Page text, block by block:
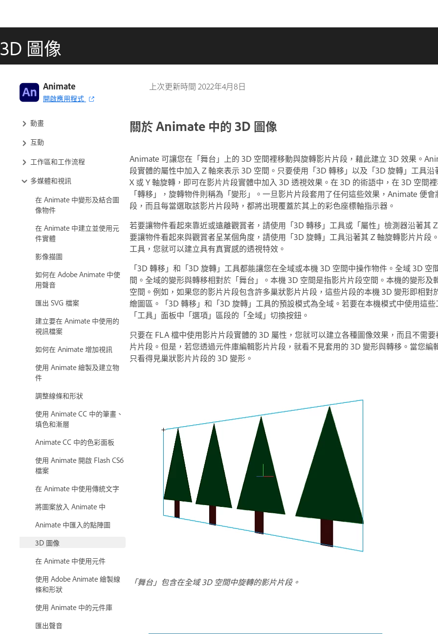
3D 圖像
上次更新時間 2022年4月8日
Animate
開啟應用程式
Adobe Animate 使用手冊
Animate 簡介
動畫
互動
工作區和工作流程
多媒體和視訊
在 Animate 中變形及結合圖
像物件
在 Animate 中建立並使用元
件實體
影像描圖
如何在 Adobe Animate 中使
用聲音
匯出 SVG 檔案
建立要在 Animate 中使用的
視訊檔案
如何在 Animate 增加視訊
使用 Animate 繪製及建立物
件
調整線條和形狀
使用 Animate CC 中的筆畫、
填色和漸層
Animate CC 中的色彩面板
使用 Animate 開啟 Flash CS6
檔案
在 Animate 中使用傳統文字
將圖案放入 Animate 中
Animate 中匯入的點陣圖
3D 圖像
在 Animate 中使用元件
使用 Adobe Animate 繪製線
條和形狀
使用 Animate 中的元件庫
匯出聲音
關於 Animate 中的 3D 圖像
Animate 可讓您在「舞台」上的 3D 空間裡移動與旋轉影片片段，藉此建立 3D 效果。
段實體的屬性中加入 Z 軸來表示 3D 空間。只要使用「3D 轉移」以及「3D 旋轉」工具沿
X 或 Y 軸旋轉，即可在影片片段實體中加入 3D 透視效果。在 3D 的術語中，在 3D 空間
「轉移」，旋轉物件則稱為「變形」。 一旦影片片段套用了任何這些效果，Animate 便
段，而且每當選取該影片片段時，都將出現覆蓋於其上的彩色座標軸指示器。
若要讓物件看起來靠近或遠離觀賞者，請使用「3D 轉移」工具或「屬性」檢測器沿著其
要讓物件看起來與觀賞者呈某個角度，請使用「3D 旋轉」工具沿著其 Z 軸旋轉影片片段
工具，您就可以建立具有真實感的透視特效。
「3D 轉移」和「3D 旋轉」工具都能讓您在全域或本機 3D 空間中操作物件。全域 3D 空
間。全域的變形與轉移相對於「舞台」。本機 3D 空間是指影片片段空間。本機的變形及
空間。例如，如果您的影片片段包含許多巢狀影片片段，這些片段的本機 3D 變形即相對
繪圖區。「3D 轉移」和「3D 旋轉」工具的預設模式為全域。若要在本機模式中使用這
「工具」面板中「選項」區段的「全域」切換按鈕。
只要在 FLA 檔中使用影片片段實體的 3D 屬性，您就可以建立各種圖像效果，而且不需
片片段。但是，若您透過元件庫編輯影片片段，就看不見套用的 3D 變形與轉移。當您編
只看得見巢狀影片片段的 3D 變形。
「舞台」包含在全域 3D 空間中旋轉的影片片段。